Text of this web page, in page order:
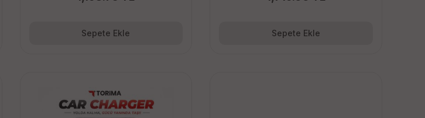
Sepete Ekle Sepete Ekle